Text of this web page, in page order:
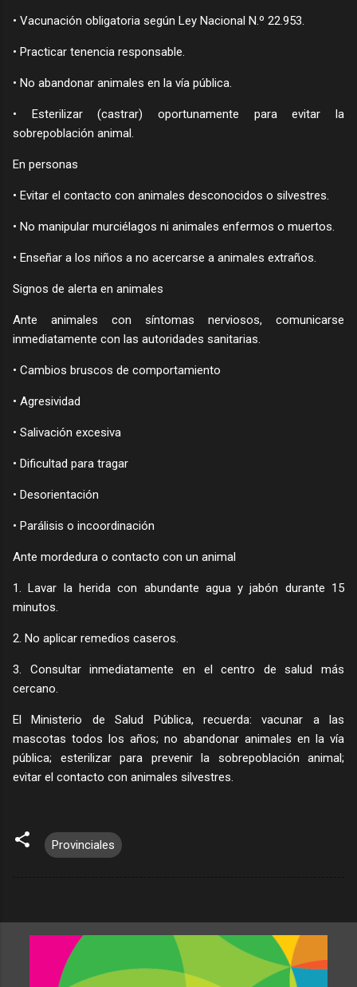
• Vacunación obligatoria según Ley Nacional N.º 22.953.
• Practicar tenencia responsable.
• No abandonar animales en la vía pública.
• Esterilizar (castrar) oportunamente para evitar la
sobrepoblación animal.
En personas
• Evitar el contacto con animales desconocidos o silvestres.
• No manipular murciélagos ni animales enfermos o muertos.
• Enseñar a los niños a no acercarse a animales extraños.
Signos de alerta en animales
Ante animales con síntomas nerviosos, comunicarse
inmediatamente con las autoridades sanitarias.
• Cambios bruscos de comportamiento
• Agresividad
• Salivación excesiva
• Dificultad para tragar
• Desorientación
• Parálisis o incoordinación
Ante mordedura o contacto con un animal
1. Lavar la herida con abundante agua y jabón durante 15
minutos.
2. No aplicar remedios caseros.
3. Consultar inmediatamente en el centro de salud más
cercano.
El Ministerio de Salud Pública, recuerda: vacunar a las
mascotas todos los años; no abandonar animales en la vía
pública; esterilizar para prevenir la sobrepoblación animal;
evitar el contacto con animales silvestres.
Provinciales